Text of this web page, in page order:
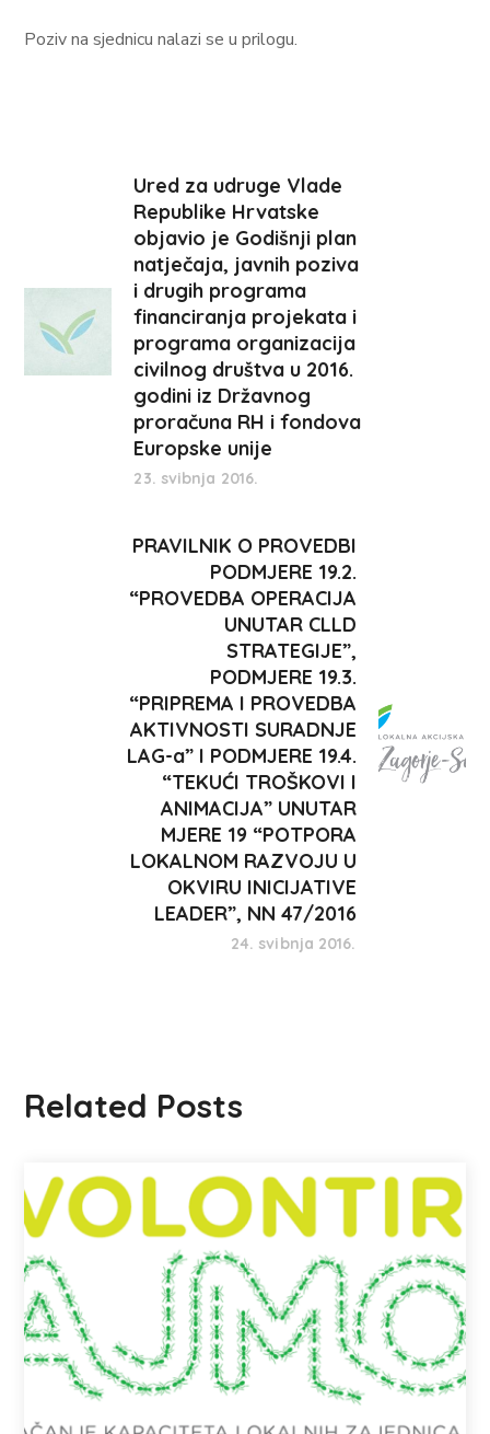
Poziv na sjednicu nalazi se u prilogu.
Ured za udruge Vlade
Republike Hrvatske
objavio je Godišnji plan
natječaja, javnih poziva
i drugih programa
financiranja projekata i
programa organizacija
civilnog društva u 2016.
godini iz Državnog
proračuna RH i fondova
Europske unije
23. svibnja 2016.
PRAVILNIK O PROVEDBI
PODMJERE 19.2.
“PROVEDBA OPERACIJA
UNUTAR CLLD
STRATEGIJE”,
PODMJERE 19.3.
“PRIPREMA I PROVEDBA
AKTIVNOSTI SURADNJE
LAG-a” I PODMJERE 19.4.
“TEKUĆI TROŠKOVI I
ANIMACIJA” UNUTAR
MJERE 19 “POTPORA
LOKALNOM RAZVOJU U
OKVIRU INICIJATIVE
LEADER”, NN 47/2016
24. svibnja 2016.
Related Posts